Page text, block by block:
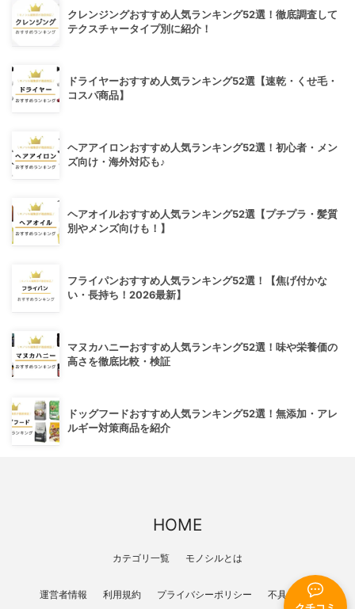
クレンジングおすすめ人気ランキング52選！徹底調査して
テクスチャータイプ別に紹介！
ドライヤーおすすめ人気ランキング52選【速乾・くせ毛・
コスパ商品】
ヘアアイロンおすすめ人気ランキング52選！初心者・メン
ズ向け・海外対応も♪
ヘアオイルおすすめ人気ランキング52選【プチプラ・髪質
別やメンズ向けも！】
フライパンおすすめ人気ランキング52選！【焦げ付かな
い・長持ち！2026最新】
マヌカハニーおすすめ人気ランキング52選！味や栄養価の
高さを徹底比較・検証
ドッグフードおすすめ人気ランキング52選！無添加・アレ
ルギー対策商品を紹介
HOME
カテゴリ一覧 モノシルとは
運営者情報 利用規約 プライバシーポリシー 不具合報告